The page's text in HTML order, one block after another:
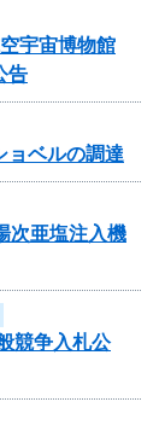
宇宙博物館
告
ョベルの調達
次亜塩注入機
競争入札公